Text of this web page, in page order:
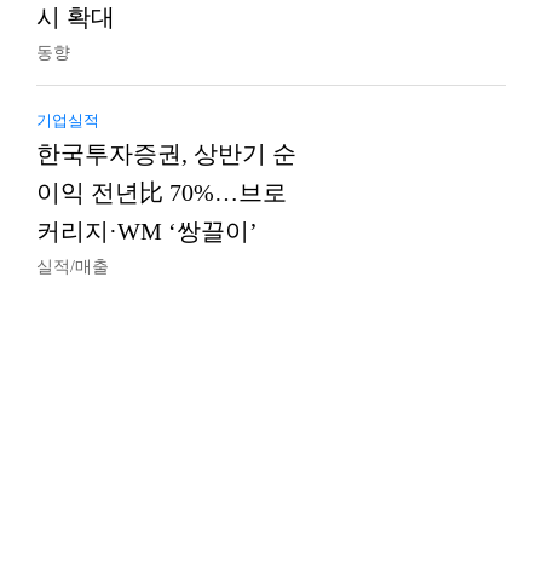
시 확대
동향
기업실적
한국투자증권, 상반기 순
이익 전년比 70%…브로
커리지·WM ‘쌍끌이’
실적/매출